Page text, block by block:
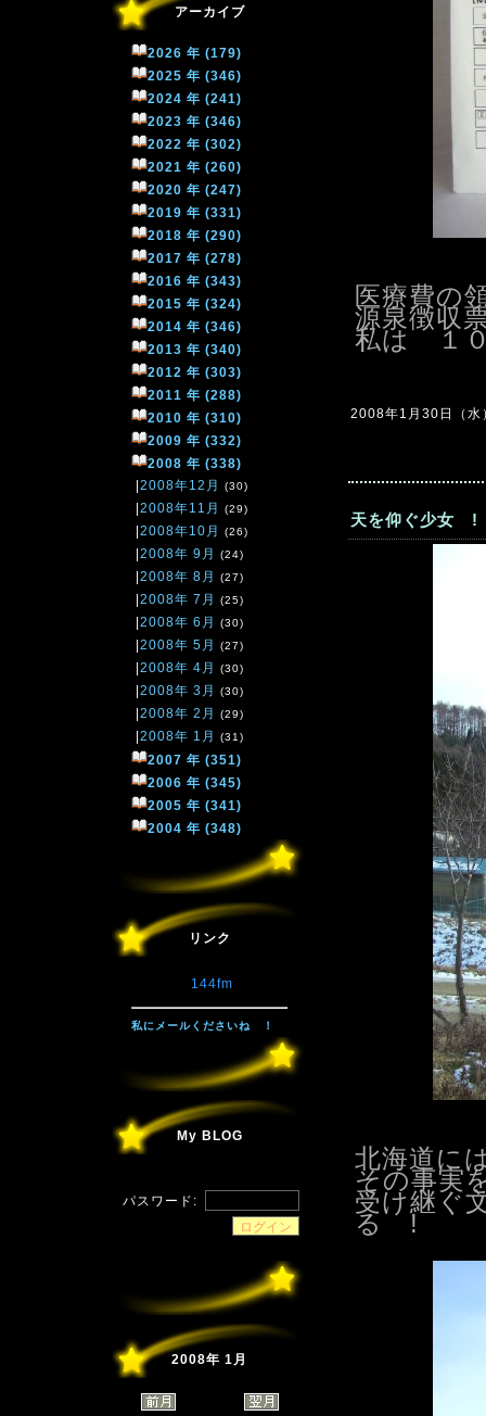
アーカイブ
2026 年 (179)
2025 年 (346)
2024 年 (241)
2023 年 (346)
2022 年 (302)
2021 年 (260)
2020 年 (247)
2019 年 (331)
2018 年 (290)
2017 年 (278)
2016 年 (343)
2015 年 (324)
2014 年 (346)
2013 年 (340)
2012 年 (303)
2011 年 (288)
2010 年 (310)
2009 年 (332)
2008 年 (338)
2008年12月 (30)
2008年11月 (29)
2008年10月 (26)
2008年 9月 (24)
2008年 8月 (27)
2008年 7月 (25)
2008年 6月 (30)
2008年 5月 (27)
2008年 4月 (30)
2008年 3月 (30)
2008年 2月 (29)
2008年 1月 (31)
2007 年 (351)
2006 年 (345)
2005 年 (341)
2004 年 (348)
リンク
144fm
私にメールくださいね ！
My BLOG
パスワード:
2008年 1月
医療費
源泉徴収
私は １
2008年1月30日（
天を仰ぐ少女 !
北海道に
その事実
受け継ぐ
る !